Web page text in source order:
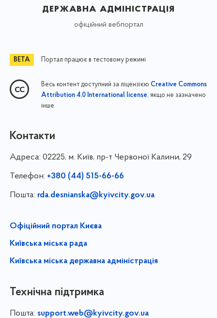
державна адміністрація
офіційний вебпортал
Портал працює в тестовому режимі
Весь контент доступний за ліцензією Creative Commons
Attribution 4.0 International license, якщо не зазначено
інше
Контакти
Адреса: 02225, м. Київ, пр-т Червоної Калини, 29
Телефон: +380 (44) 515-66-66
Пошта: rda.desnianska@kyivcity.gov.ua
Офіційний портал Києва
Київська міська рада
Київська міська державна адміністрація
Технічна підтримка
Пошта: support.web@kyivcity.gov.ua